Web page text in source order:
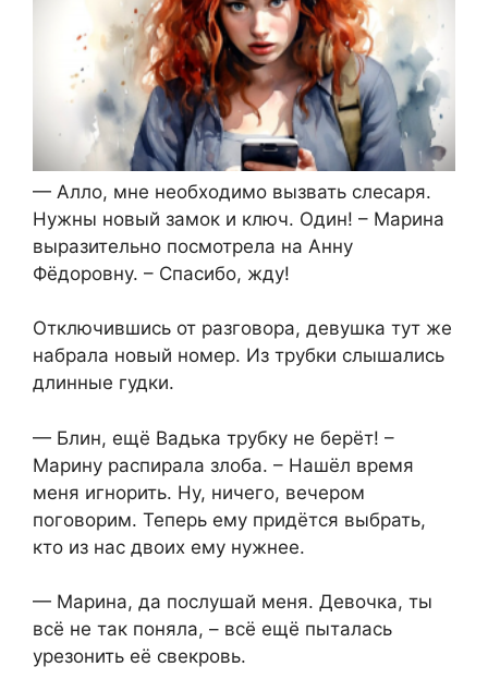
— Алло, мне необходимо вызвать слесаря.
Нужны новый замок и ключ. Один! – Марина
выразительно посмотрела на Анну
Фёдоровну. – Спасибо, жду!
Отключившись от разговора, девушка тут же
набрала новый номер. Из трубки слышались
длинные гудки.
— Блин, ещё Вадька трубку не берёт! –
Марину распирала злоба. – Нашёл время
меня игнорить. Ну, ничего, вечером
поговорим. Теперь ему придётся выбрать,
кто из нас двоих ему нужнее.
— Марина, да послушай меня. Девочка, ты
всё не так поняла, – всё ещё пыталась
урезонить её свекровь.